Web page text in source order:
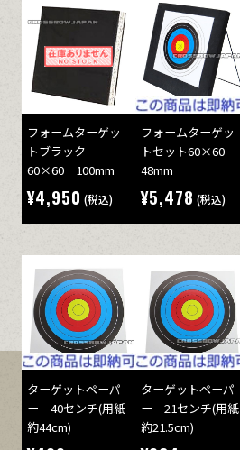
フォームターゲッ
トブラック
60×60 100mm
¥4,950 (税込)
フォームターゲッ
トセット60×60
48mm
¥5,478 (税込)
ターゲットペーパ
ー 40センチ(用紙
約44cm)
ターゲットペーパ
ー 21センチ(用紙
約21.5cm)